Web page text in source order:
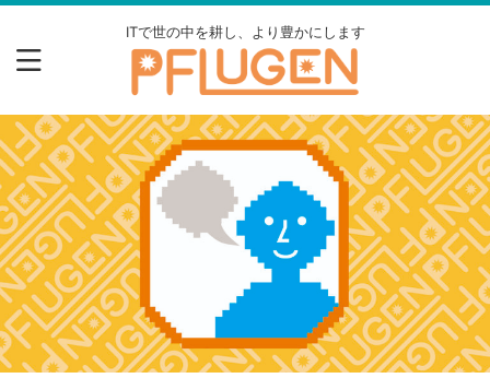
ITで世の中を耕し、より豊かにします